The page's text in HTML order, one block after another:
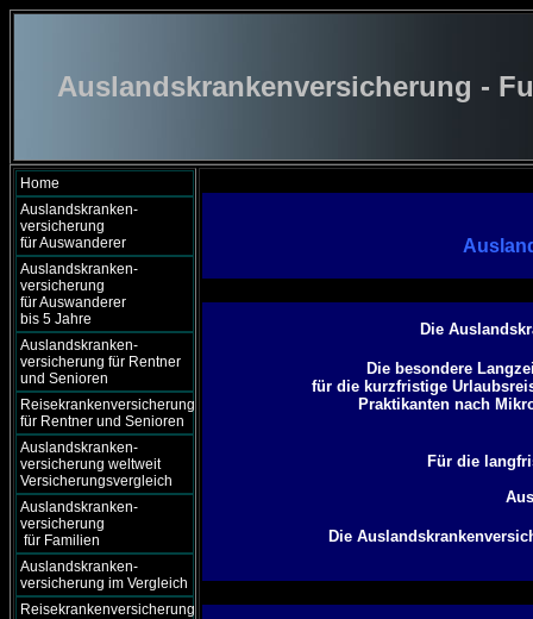
Auslandskrankenversicherung -
Home
Auslandskranken-
versicherung
für Auswanderer
Auslandskranken-
versicherung
für Auswanderer
bis 5 Jahre
Auslandskranken-
versicherung für Rentner
und Senioren
Reisekrankenversicherung
für Rentner und Senioren
Auslandskranken-
versicherung weltweit
Versicherungsvergleich
Auslandskranken-
versicherung
für Familien
Auslandskranken-
versicherung im Vergleich
Reisekrankenversicherung
Die
Die besondere
für die kurzfristige
Praktikanten nach
Für die
Die